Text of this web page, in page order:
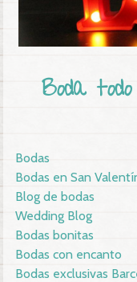
Boda
Bodas
Bodas en San
Blog de bodas
Wedding Blog
Bodas bonitas
Bodas con encanto
Bodas exclusivas